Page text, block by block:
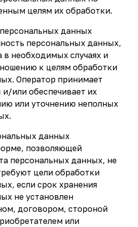
целям их обработки.
данных
персональных данных,
в необходимых случаях и
к целям обработки
Оператор принимает
или обеспечивает их
или уточнению неполных
данных
позволяющей
персональных данных, не
цели обработки
если срок хранения
не установлен
договором, стороной
или